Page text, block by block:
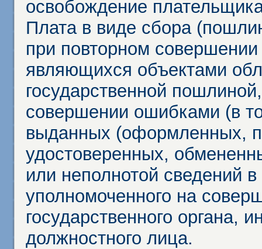
освобождение
Плата в виде сбора
при повторном
являющихся объектами
государственной
совершении ошибками (в
выданных (оформленных,
удостоверенных,
или неполнотой сведений
уполномоченного на
государственного органа,
должностного лица.